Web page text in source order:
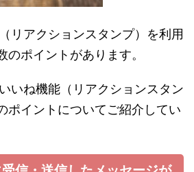
リアクションスタンプ）を利用
のポイントがあります。
いね機能（リアクションスタン
ポイントについてご紹介してい